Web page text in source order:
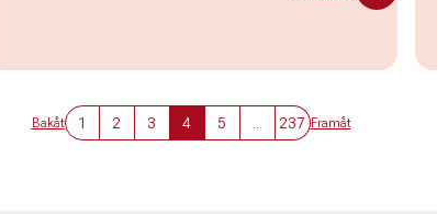
Bakåt 1 2 3 4 5 237 Framåt